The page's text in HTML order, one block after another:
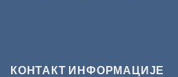
КОНТАКТ ИНФОРМАЦИЈЕ